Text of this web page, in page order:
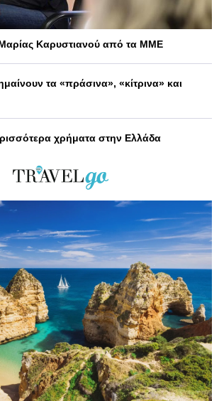
Καρυστιανού από τα ΜΜΕ
τα «πράσινα», «κίτρινα» και
χρήματα στην Ελλάδα